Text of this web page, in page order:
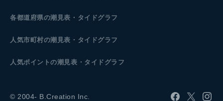
各都道府県の潮見表 ・タイドグラフ
人気市町村の潮見表・タイドグラフ
人気ポイントの潮見表・タイドグラフ
© 2004- B.Creation Inc.